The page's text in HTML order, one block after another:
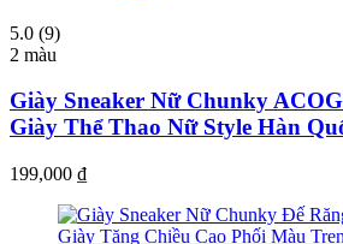
5.0 (9)
2 màu
Giày Sneaker Nữ Chunky
Giày Thể Thao Nữ Style Hàn
199,000 ₫